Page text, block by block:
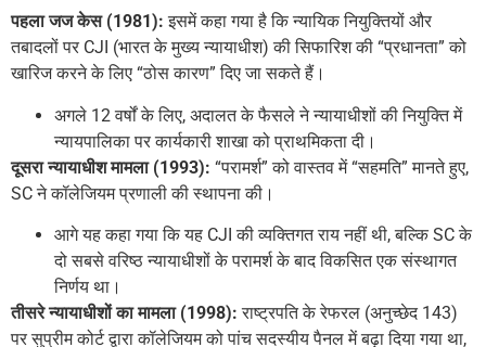
पहला जज केस (1981): इसमें कहा गया है कि न्यायिक नियुक्तियों और
तबादलों पर CJI (भारत के मुख्य न्यायाधीश) की सिफारिश की “प्रधानता” को
खारिज करने के लिए “ठोस कारण” दिए जा सकते हैं।
अगले 12 वर्षों के लिए, अदालत के फैसले ने न्यायाधीशों की नियुक्ति में
न्यायपालिका पर कार्यकारी शाखा को प्राथमिकता दी।
दूसरा न्यायाधीश मामला (1993): “परामर्श” को वास्तव में “सहमति” मानते हुए,
SC ने कॉलेजियम प्रणाली की स्थापना की।
आगे यह कहा गया कि यह CJI की व्यक्तिगत राय नहीं थी, बल्कि SC के
दो सबसे वरिष्ठ न्यायाधीशों के परामर्श के बाद विकसित एक संस्थागत
निर्णय था।
तीसरे न्यायाधीशों का मामला (1998): राष्ट्रपति के रेफरल (अनुच्छेद 143)
पर सुप्रीम कोर्ट द्वारा कॉलेजियम को पांच सदस्यीय पैनल में बढ़ा दिया गया था,